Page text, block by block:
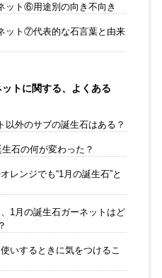
ット⑥用途別の向き不向き
ット⑦代表的な石言葉と由来
トに関する、よくある
以外のサブの誕生石はある？
石の何が変わった？
レンジでも“1月の誕生石”と
1月の誕生石ガーネットはど
いするときに気をつけるこ